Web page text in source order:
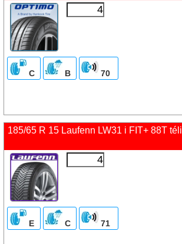
C B 70
185/65 R 15 Laufenn LW31 i FIT+ 88T téli
E C 71